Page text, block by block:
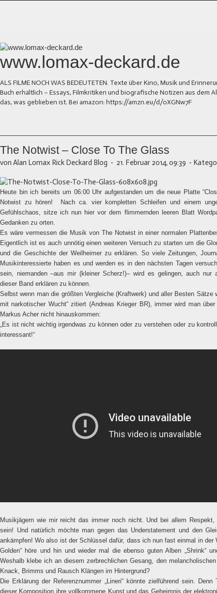
www.lomax-deckard.de
ALS FILME NOCH WAS BEDEUTETEN. Texte über Kino, Musik und
Buch erhältlich – Essays, Filmkritiken und biografische Notizen aus dem
das, was geblieben ist. Bei amazon: https://amzn.eu/d/0XGNw7F
The Notwist – Close To The Glass
von Alan Lomax Rick Deckard Blog - 21. Februar 2014, 09:39 -
Heute bin ich bereits um 06:00 Uhr aufgestanden um die neue Platte
Notwist zu hören!
Nach ca. vier kompletten Schleifen und einem
Gefühlschaos, sitze ich nun hier vor dem flimmernden leeren Blatt
Gedanken zu orten.
Es wäre vermessen die Musik von The Notwist in einer normalen
Eigentlich ist es auch unnötig einen weiteren Versuch zu starten um die
und die Geschichte der Weilheimer zu erklären. So viele Zeitungen,
Musikinteressierte haben es und werden es in den nächsten Tagen
sein, niemanden –aus mir (kleiner Scherz!)– wird es gelingen, auch nur
dieser Band erklären zu können.
Selbst wenn man die größten Vergleiche (Kraftwerk) und aller Besten Sätze
mit narkotischer Wucht“ zitiert (Andreas Krieger BR), immer wird man
Markus Acher nicht hinauskommen:
„Es ist nicht wichtig irgendwas zu können oder zu verstehen oder zu
interessant!“
Musikjägern wie mir reicht das immer noch nicht. Und bei allem
sein! Und natürlich möchte man gegen das Understatement und den
ankämpfen! Wo also ist der Schlüssel dafür, dass ich nun fast einmal in der
Golden“ höre und hin und wieder mal die ebenso guten Alben „Shrink“
Weshalb klebe ich an diesem zerbrechlichen Gesang, den
Knack, Brimms und Rausch Klängen im Hintergrund?
Die Erklärung der Referenznummer „Lineri“ könnte zielführend sein.
dieser Komposition ihre vollkommene Kunst und das Geheimnis der